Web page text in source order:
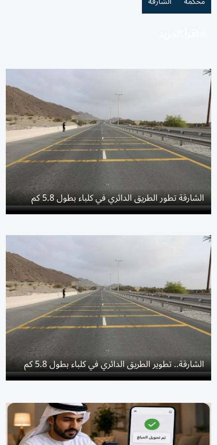
الشارقة تطور الطريق الدائري في كلباء بطول 5.8 كم
الشارقة.. تطوير الطريق الدائري في كلباء بطول 5.8 كم